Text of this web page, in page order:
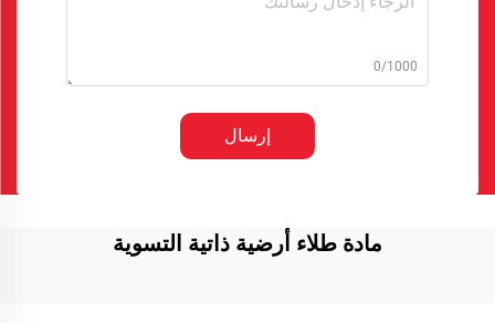
0/1000
إرسال
مادة طلاء أرضية ذاتية التسوية